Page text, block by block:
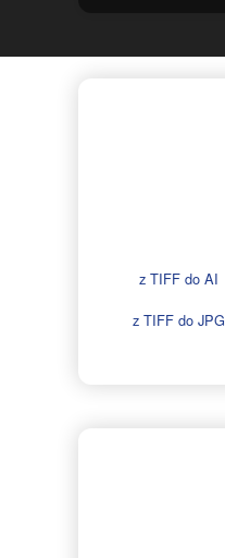
z TIFF do AI
z TIFF do JPG